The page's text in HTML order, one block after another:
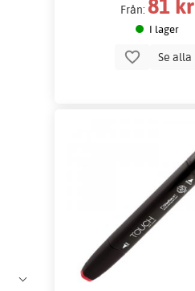
Från:
I lager
Se alla